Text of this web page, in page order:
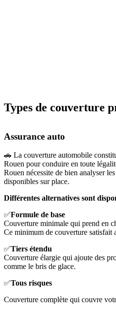
Types de couverture
Assurance auto
🚗 La couverture automobile
Rouen pour conduire en toute
Rouen nécessite de bien analyser
disponibles sur place.
Différentes alternatives sont
✅Formule de base
Couverture minimale qui prend en
Ce minimum de couverture satisfait
✅Tiers étendu
Couverture élargie qui ajoute des
comme le bris de glace.
✅Tous risques
Couverture complète qui couvre